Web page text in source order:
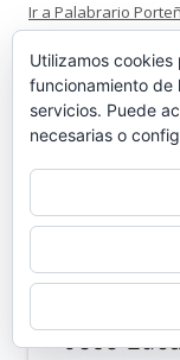
Ir a Palabrario
Utilizamos
funcionamiento de
servicios. Puede
necesarias o